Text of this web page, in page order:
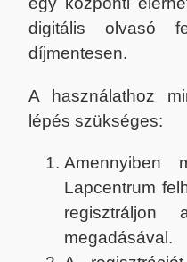
digitális olvasó
díjmentesen.
A használathoz
lépés szükséges:
Amennyiben
Lapcentrum
regisztráljon
megadásával.